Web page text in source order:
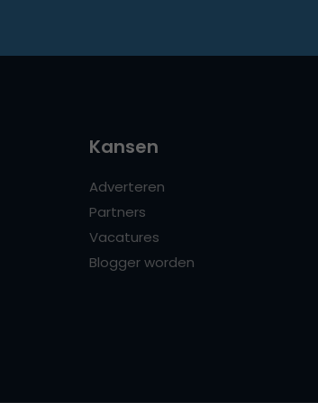
Kansen
Adverteren
Partners
Vacatures
Blogger worden